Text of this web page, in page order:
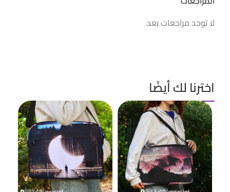
لا توجد مراجعات بعد.
اخترنا لك أيضًا